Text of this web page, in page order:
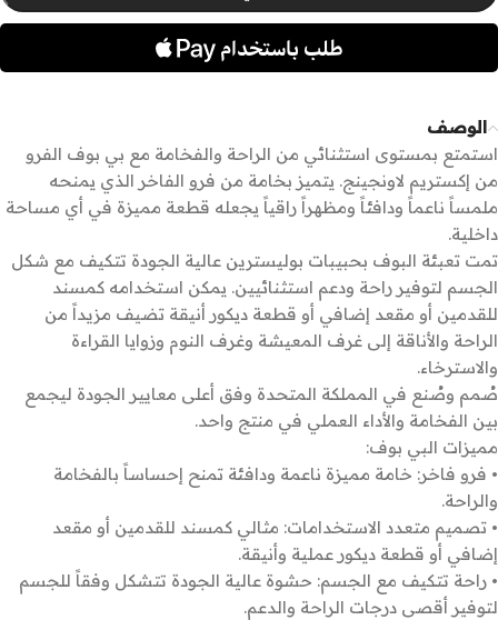
الوصف
استمتع بمستوى استثنائي من الراحة والفخامة مع بي بوف الفرو
من إكستريم لاونجينج. يتميز بخامة من فرو الفاخر الذي يمنحه
ملمساً ناعماً ودافئاً ومظهراً راقياً يجعله قطعة مميزة في أي مساحة
داخلية.
تمت تعبئة البوف بحبيبات بوليسترين عالية الجودة تتكيف مع شكل
الجسم لتوفير راحة ودعم استثنائيين. يمكن استخدامه كمسند
للقدمين أو مقعد إضافي أو قطعة ديكور أنيقة تضيف مزيداً من
الراحة والأناقة إلى غرف المعيشة وغرف النوم وزوايا القراءة
والاسترخاء.
صُمم وصُنع في المملكة المتحدة وفق أعلى معايير الجودة ليجمع
بين الفخامة والأداء العملي في منتج واحد.
مميزات البي بوف:
• فرو فاخر: خامة مميزة ناعمة ودافئة تمنح إحساساً بالفخامة
والراحة.
• تصميم متعدد الاستخدامات: مثالي كمسند للقدمين أو مقعد
إضافي أو قطعة ديكور عملية وأنيقة.
• راحة تتكيف مع الجسم: حشوة عالية الجودة تتشكل وفقاً للجسم
لتوفير أقصى درجات الراحة والدعم.